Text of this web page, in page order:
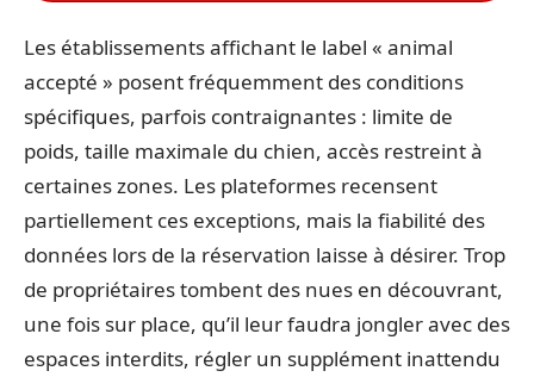
Les établissements affichant le label « animal
accepté » posent fréquemment des conditions
spécifiques, parfois contraignantes : limite de
poids, taille maximale du chien, accès restreint à
certaines zones. Les plateformes recensent
partiellement ces exceptions, mais la fiabilité des
données lors de la réservation laisse à désirer. Trop
de propriétaires tombent des nues en découvrant,
une fois sur place, qu’il leur faudra jongler avec des
espaces interdits, régler un supplément inattendu